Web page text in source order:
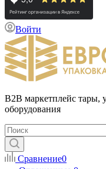
Войти
B2B маркетплейс тары,
оборудования
Сравнение0